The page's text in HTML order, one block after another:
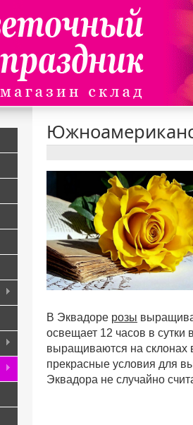
A Risk Free and Transparent Option
В Эквадоре розы
освещает 12 часов в сутки
выращиваются на склонах
прекрасные условия для
Эквадора не случайно